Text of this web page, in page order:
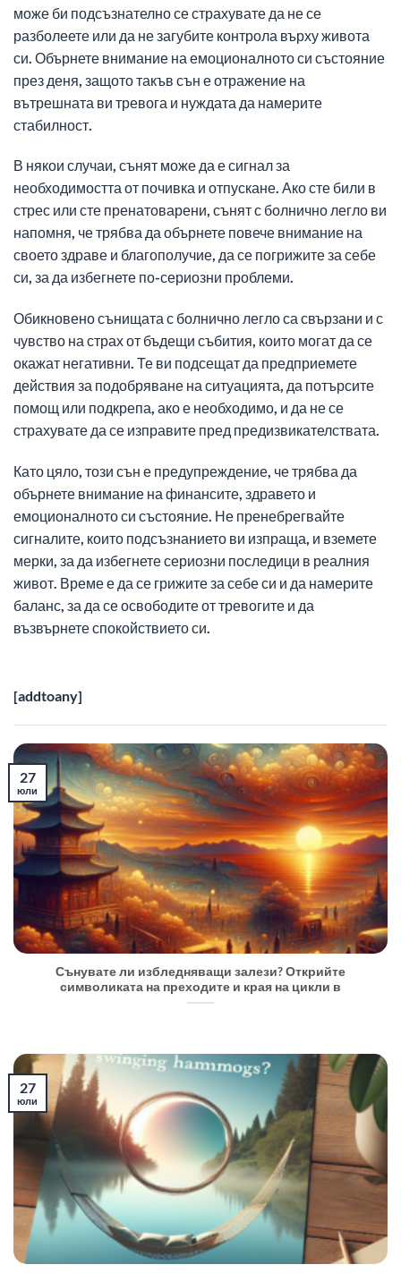
може би подсъзнателно се страхувате да не се
разболеете или да не загубите контрола върху живота
си. Обърнете внимание на емоционалното си състояние
през деня, защото такъв сън е отражение на
вътрешната ви тревога и нуждата да намерите
стабилност.
В някои случаи, сънят може да е сигнал за
необходимостта от почивка и отпускане. Ако сте били в
стрес или сте пренатоварени, сънят с болнично легло ви
напомня, че трябва да обърнете повече внимание на
своето здраве и благополучие, да се погрижите за себе
си, за да избегнете по-сериозни проблеми.
Обикновено сънищата с болнично легло са свързани и с
чувство на страх от бъдещи събития, които могат да се
окажат негативни. Те ви подсещат да предприемете
действия за подобряване на ситуацията, да потърсите
помощ или подкрепа, ако е необходимо, и да не се
страхувате да се изправите пред предизвикателствата.
Като цяло, този сън е предупреждение, че трябва да
обърнете внимание на финансите, здравето и
емоционалното си състояние. Не пренебрегвайте
сигналите, които подсъзнанието ви изпраща, и вземете
мерки, за да избегнете сериозни последици в реалния
живот. Време е да се грижите за себе си и да намерите
баланс, за да се освободите от тревогите и да
възвърнете спокойствието си.
[addtoany]
Сънувате ли избледняващи залези? Открийте
символиката на преходите и края на цикли в
27
юли
27
юли